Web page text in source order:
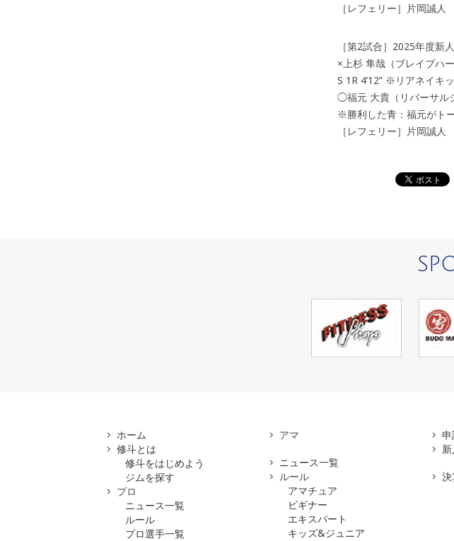
［レフェリー］片岡誠人
［第2試合］2025年度新
×上杉 隼哉（ブレイブハ
S 1R 4’12” ※リアネイキ
◯福元 大貴（リバーサル
※勝利した青：福元がト
［レフェリー］片岡誠人
ホーム
修斗とは
修斗をはじめよう
ジムを探す
プロ
ニュース一覧
ルール
プロ選手一覧
アマ
ニュース一覧
ルール
アマチュア
ビギナー
エキスパート
キッズ&ジュニア